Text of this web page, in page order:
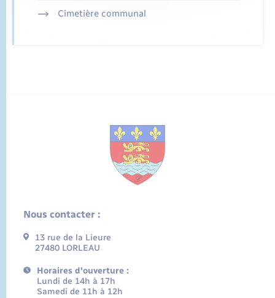
Cimetière communal
Nous contacter :
13 rue de la Lieure
27480 LORLEAU
Horaires d'ouverture :
Lundi de 14h à 17h
Samedi de 11h à 12h